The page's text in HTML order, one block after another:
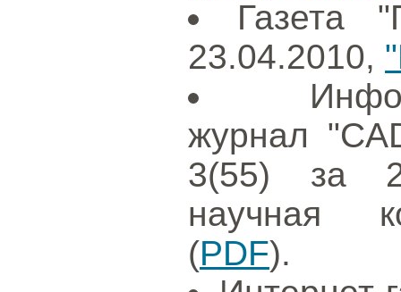
Газета
23.04.2010,
журнал
3(55) за
научная
(PDF).